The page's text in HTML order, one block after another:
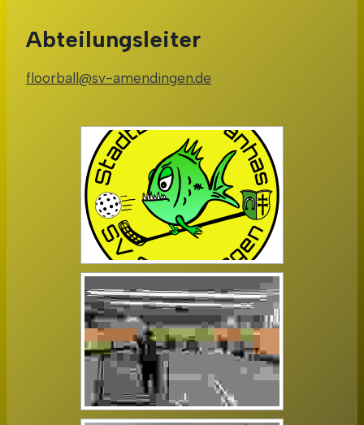
Abteilungsleiter
floorball@sv-amendingen.de